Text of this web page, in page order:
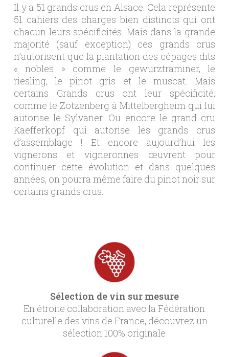
Il y a 51 grands crus en Alsace. Cela représente
51 cahiers des charges bien distincts qui ont
chacun leurs spécificités. Mais dans la grande
majorité (sauf exception) ces grands crus
n’autorisent que la plantation des cépages dits
« nobles » comme le gewurztraminer, le
riesling, le pinot gris et le muscat. Mais
certains Grands crus ont leur spécificité,
comme le Zotzenberg à Mittelbergheim qui lui
autorise le Sylvaner. Ou encore le grand cru
Kaefferkopf qui autorise les grands crus
d’assemblage ! Et encore aujourd’hui les
vignerons et vigneronnes œuvrent pour
continuer cette évolution et dans quelques
années, on pourra même faire du pinot noir sur
certains grands crus.
Sélection de vin sur mesure
En étroite collaboration avec la Fédération
culturelle des vins de France, découvrez un
sélection 100% originale